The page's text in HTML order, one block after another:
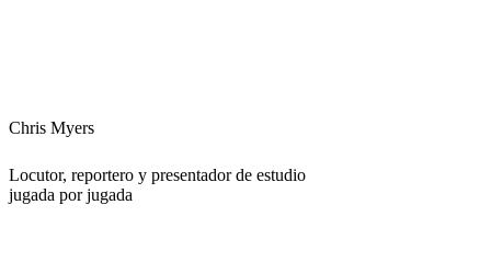
Chris Myers
Locutor, reportero y presentador de estudio
jugada por jugada